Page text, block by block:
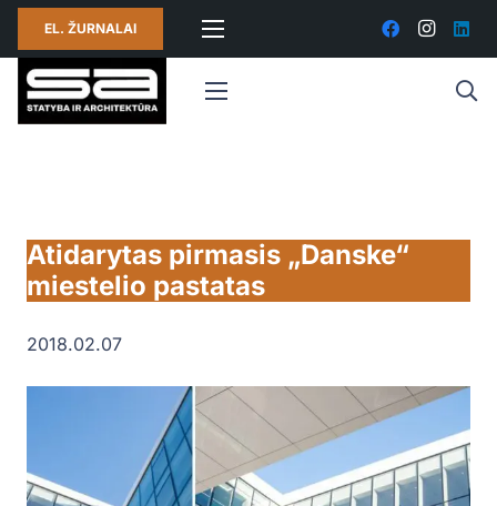
EL. ŽURNALAI
Atidarytas pirmasis „Danske“
miestelio pastatas
2018.02.07